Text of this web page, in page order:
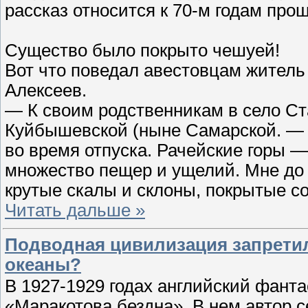
рассказ относится к 70-м годам
Существо было покрыто чешуей!
Вот что поведал авестовцам
Алексеев.
— К своим родственникам в село
Куйбышевской (ныне Самарской. —
во время отпуска. Рачейские горы
множество пещер и ущелий. Мне до
крутые скалы и склоны, покрытые
Читать дальше »
Подводная цивилизация
океаны?
В 1927-1929 годах английский